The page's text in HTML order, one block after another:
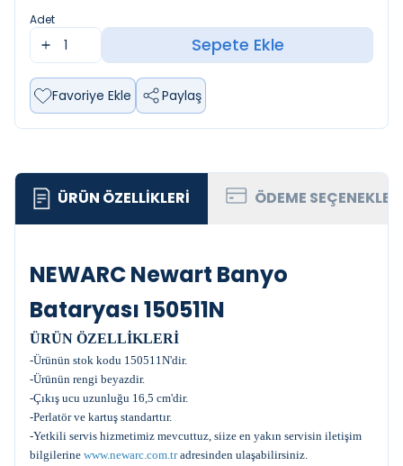
Adet
Sepete Ekle
Favoriye Ekle Paylaş
ÜRÜN ÖZELLIKLERI ÖDEME
NEWARC Newart Banyo
Bataryası 150511N
ÜRÜN ÖZELLİKLERİ
-Ürünün stok kodu 150511N'dir.
-Ürünün rengi beyazdir.
-Çıkış ucu uzunluğu 16,5 cm'dir.
-Perlatör ve kartuş standarttır.
-Yetkili servis hizmetimiz mevcuttuz, siize en yakın servisin iletişim
bilgilerine www.newarc.com.tradresinden ulaşabilirsiniz.